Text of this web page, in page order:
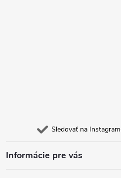
Sledovať na
Informácie pre vás